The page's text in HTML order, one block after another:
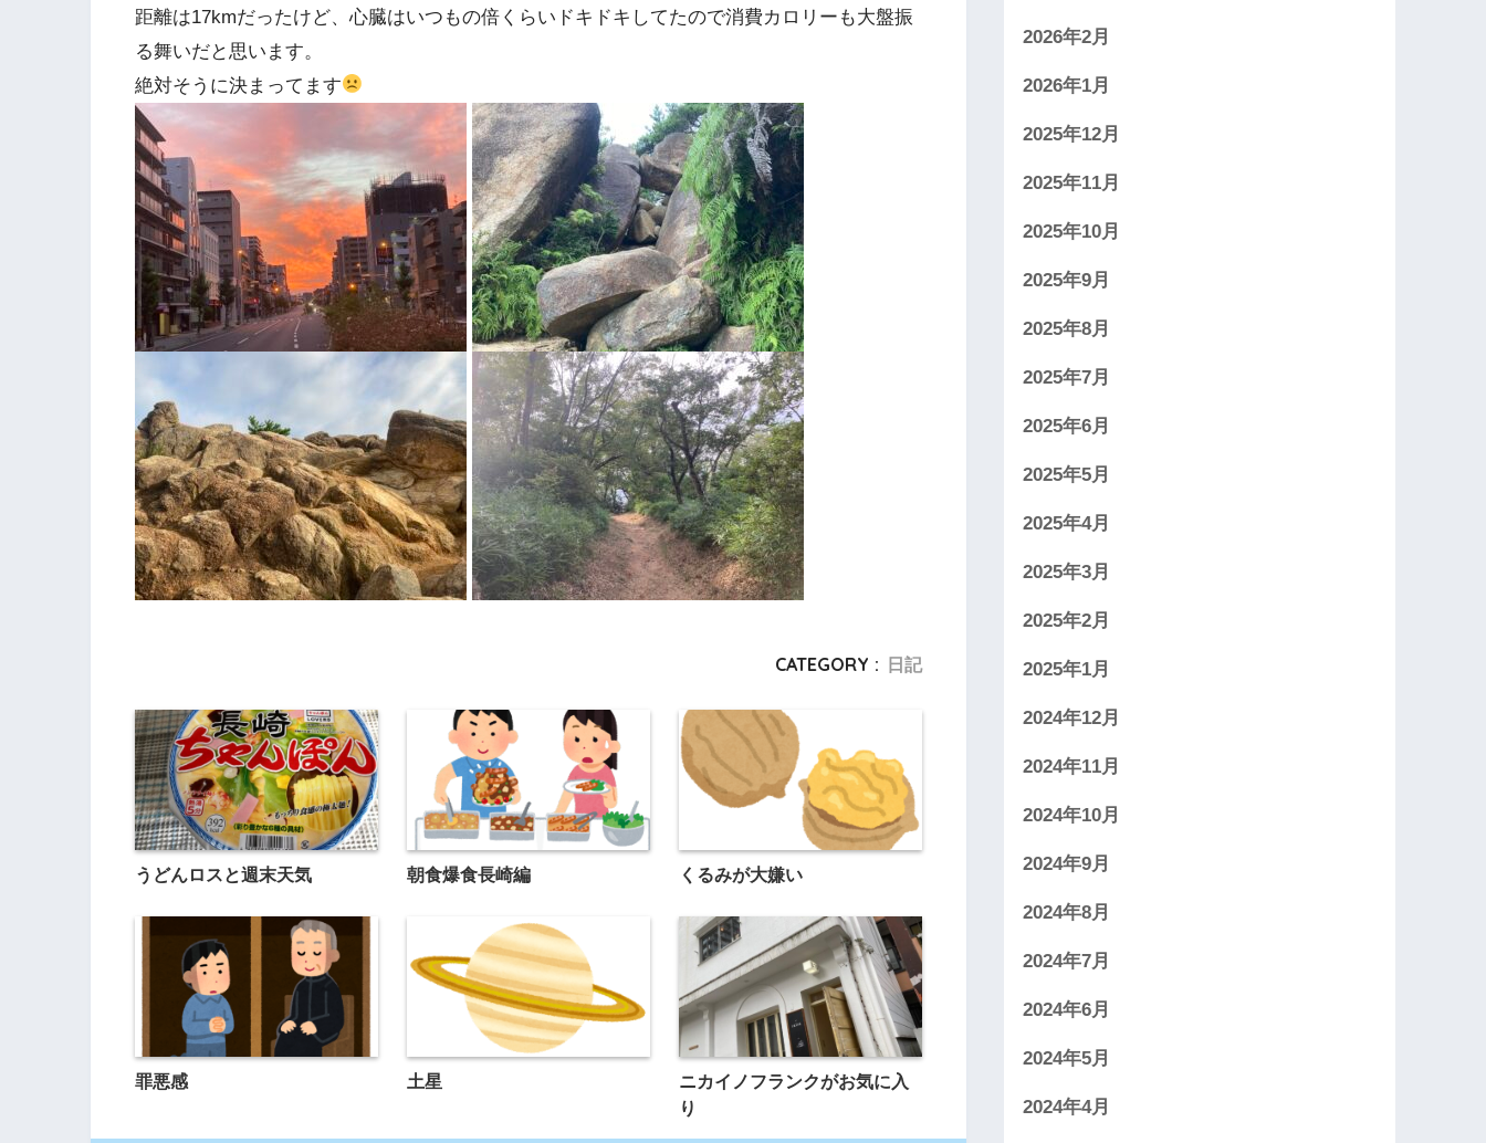
距離は17kmだったけど、心臓はいつもの倍くらいドキドキしてたので消費カロリーも大盤振
る舞いだと思います。
絶対そうに決まってます
CATEGORY : 日記
うどんロスと週末天気 朝食爆食長崎編 くるみが大嫌い
罪悪感 土星
ニカイノフランクがお気に入
り
2026年2月
2026年1月
2025年12月
2025年11月
2025年10月
2025年9月
2025年8月
2025年7月
2025年6月
2025年5月
2025年4月
2025年3月
2025年2月
2025年1月
2024年12月
2024年11月
2024年10月
2024年9月
2024年8月
2024年7月
2024年6月
2024年5月
2024年4月